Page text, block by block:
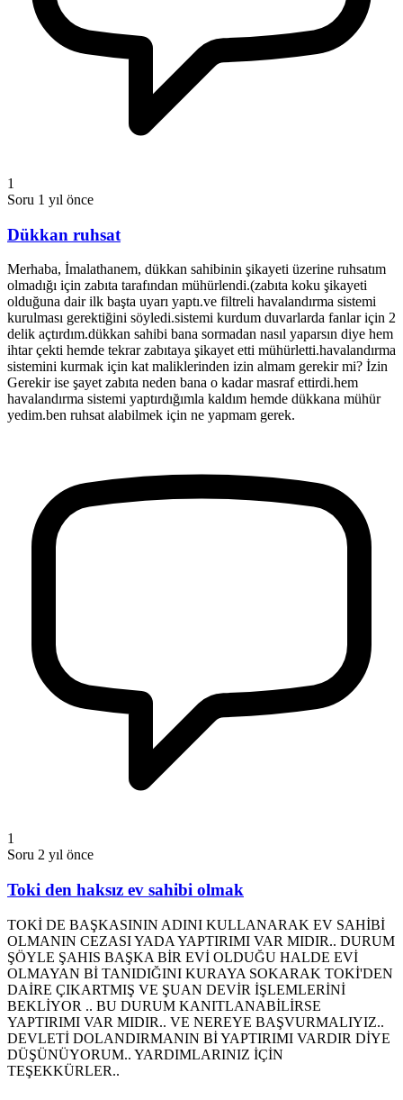
1
Soru 1 yıl önce
Dükkan ruhsat
Merhaba, İmalathanem, dükkan sahibinin şikayeti üzerine ruhsatım
olmadığı için zabıta tarafından mühürlendi.(zabıta koku şikayeti
olduğuna dair ilk başta uyarı yaptı.ve filtreli havalandırma sistemi
kurulması gerektiğini söyledi.sistemi kurdum duvarlarda fanlar için 2
delik açtırdım.dükkan sahibi bana sormadan nasıl yaparsın diye hem
ihtar çekti hemde tekrar zabıtaya şikayet etti mühürletti.havalandırma
sistemini kurmak için kat maliklerinden izin almam gerekir mi? İzin
Gerekir ise şayet zabıta neden bana o kadar masraf ettirdi.hem
havalandırma sistemi yaptırdığımla kaldım hemde dükkana mühür
yedim.ben ruhsat alabilmek için ne yapmam gerek.
1
Soru 2 yıl önce
Toki den haksız ev sahibi olmak
TOKİ DE BAŞKASININ ADINI KULLANARAK EV SAHİBİ
OLMANIN CEZASI YADA YAPTIRIMI VAR MIDIR.. DURUM
ŞÖYLE ŞAHIS BAŞKA BİR EVİ OLDUĞU HALDE EVİ
OLMAYAN Bİ TANIDIĞINI KURAYA SOKARAK TOKİ'DEN
DAİRE ÇIKARTMIŞ VE ŞUAN DEVİR İŞLEMLERİNİ
BEKLİYOR .. BU DURUM KANITLANABİLİRSE
YAPTIRIMI VAR MIDIR.. VE NEREYE BAŞVURMALIYIZ..
DEVLETİ DOLANDIRMANIN Bİ YAPTIRIMI VARDIR DİYE
DÜŞÜNÜYORUM.. YARDIMLARINIZ İÇİN
TEŞEKKÜRLER..